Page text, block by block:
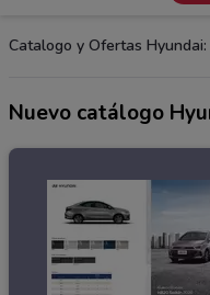
Catalogo y Ofertas
Nuevo catálogo